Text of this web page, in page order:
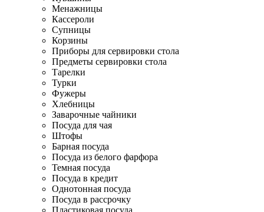
Менажницы
Кассероли
Супницы
Корзины
Приборы для сервировки стола
Предметы сервировки стола
Тарелки
Турки
Фужеры
Хлебницы
Заварочные чайники
Посуда для чая
Штофы
Барная посуда
Посуда из белого фарфора
Темная посуда
Посуда в кредит
Однотонная посуда
Посуда в рассрочку
Пластиковая посуда